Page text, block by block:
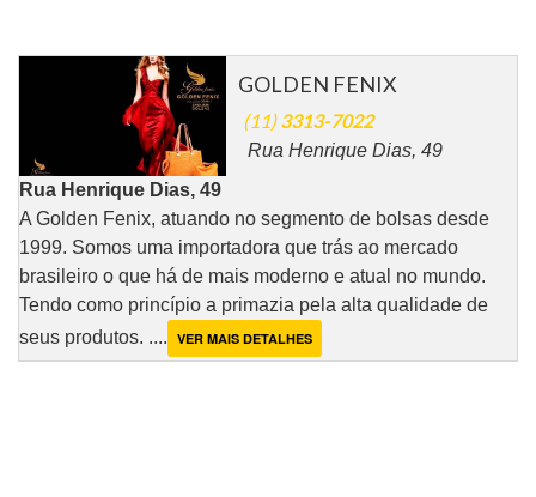
GOLDEN FENIX
(11)3313-7022
Rua Henrique Dias, 49
Rua Henrique Dias, 49
A Golden Fenix, atuando no segmento de bolsas desde
1999. Somos uma importadora que trás ao mercado
brasileiro o que há de mais moderno e atual no mundo.
Tendo como princípio a primazia pela alta qualidade de
seus produtos. .... VER MAIS DETALHES